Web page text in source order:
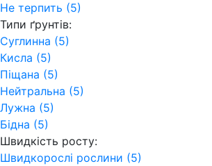
Не терпить (5)
Типи ґрунтів:
Суглинна (5)
Кисла (5)
Піщана (5)
Нейтральна (5)
Лужна (5)
Бідна (5)
Швидкість росту:
Швидкорослі рослини (5)